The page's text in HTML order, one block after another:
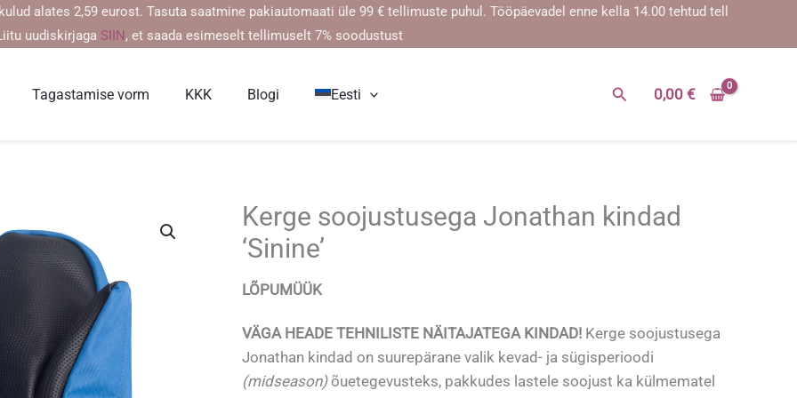
2,59 eurost. Tasuta saatmine pakiautomaati üle 99 € tellimuste puhul. Tööpäevadel enne kella 14.00 tehtud tellimused
uudiskirjaga SIIN, et saada esimeselt tellimuselt 7% soodustust
Tagastamise vorm KKK Blogi Eesti Search0,00 €
Kerge soojustusega Jonathan kindad
‘Sinine’
LÕPUMÜÜK
VÄGA HEADE TEHNILISTE NÄITAJATEGA KINDAD! Kerge soojustusega
Jonathan kindad on suurepärane valik kevad- ja sügisperioodi
(midseason)õuetegevusteks, pakkudes lastele soojust ka külmematel